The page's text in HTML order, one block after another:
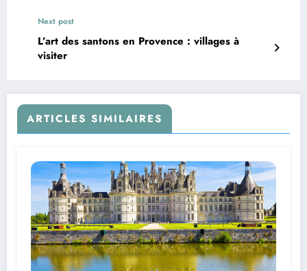
Next post
L’art des santons en Provence : villages à
visiter
ARTICLES SIMILAIRES